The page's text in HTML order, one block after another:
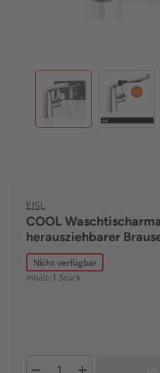
EISL
COOL
herausziehbarer
Nicht verfügbar
Inhalt: 1 Stück